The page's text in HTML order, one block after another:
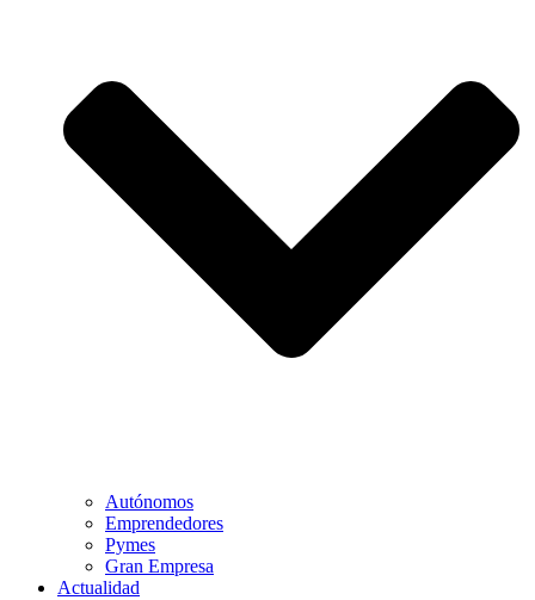
Autónomos
Emprendedores
Pymes
Gran Empresa
Actualidad